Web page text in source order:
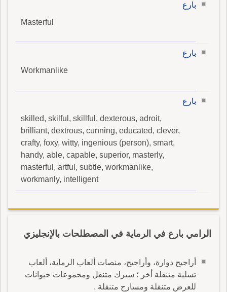
بارع
Masterful
بارع
Workmanlike
بارع
skilled, skilful, skillful, dexterous, adroit,
brilliant, dextrous, cunning, educated, clever,
crafty, foxy, witty, ingenious (person), smart,
handy, able, capable, superior, masterly,
masterful, artful, subtle, workmanlike,
workmanly, intelligent
الرامي بارع في الرماية في المصطلحات بالإنجليزي
أراجيح دوارة، وأراجيح، منصات ألعاب الرماية، ألعاب
تسلية متنقلة أخر ؛ سيرك متنقل ومجموعات حيوانات
للعرض متنقلة ومسارح متنقلة .